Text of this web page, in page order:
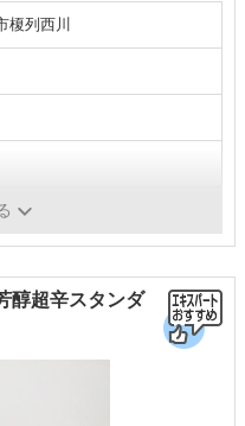
榎列西川
醇超辛スタンダ